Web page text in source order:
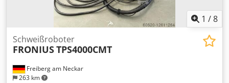
1 /8
Freiberg am Neckar
263 km
Schweißroboter
FRONIUSTPS4000CMT